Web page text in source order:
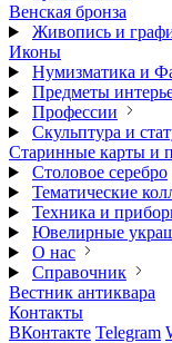
Венская бронза
Живопись и
Иконы
Нумизматика и
Предметы
Профессии
Скульптура и
Старинные карты и
Столовое серебро
Тематические
Техника и
Ювелирные
О нас
Справочник
Вестник антиквара
Контакты
ВКонтакте Telegram